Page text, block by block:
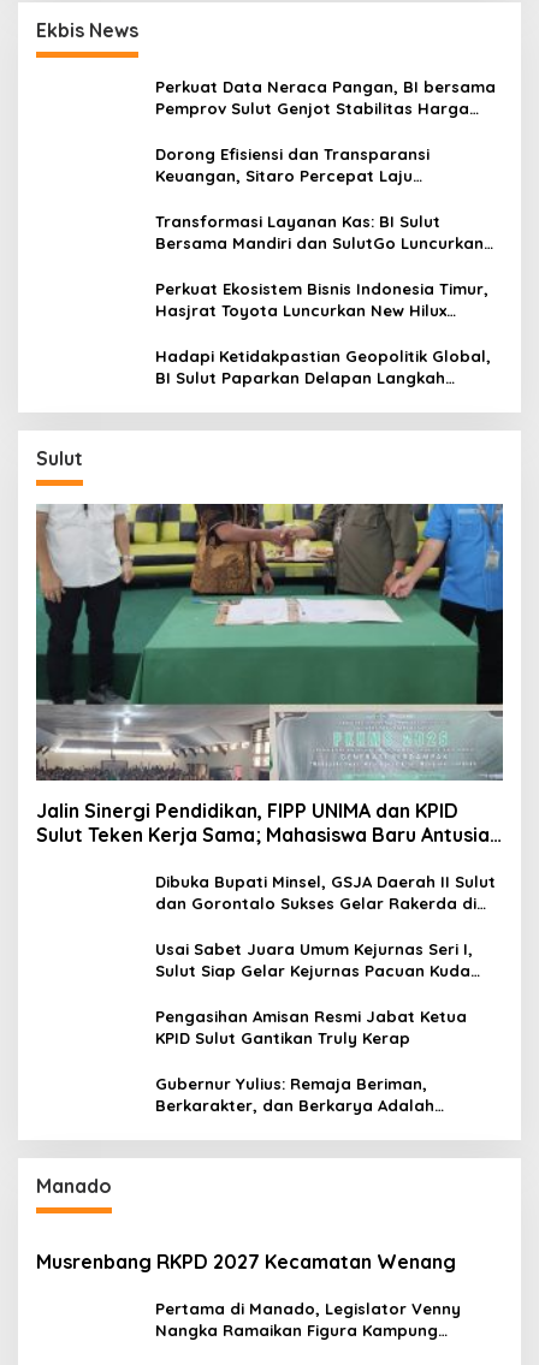
Ekbis News
Perkuat Data Neraca Pangan, BI bersama
Pemprov Sulut Genjot Stabilitas Harga
Dorong Efisiensi dan Transparansi
Keuangan, Sitaro Percepat Laju
Transformasi Layanan Kas: BI Sulut
Bersama Mandiri dan SulutGo Luncurkan
Kepulauan
Perkuat Ekosistem Bisnis Indonesia Timur,
Hasjrat Toyota Luncurkan New Hilux
Hadapi Ketidakpastian Geopolitik Global,
BI Sulut Paparkan Delapan Langkah
Sulut
Jalin Sinergi Pendidikan, FIPP UNIMA dan KPID
Sulut Teken Kerja Sama; Mahasiswa Baru Antusias
Dibuka Bupati Minsel, GSJA Daerah II Sulut
dan Gorontalo Sukses Gelar Rakerda di
Usai Sabet Juara Umum Kejurnas Seri I,
Sulut Siap Gelar Kejurnas Pacuan Kuda
Pengasihan Amisan Resmi Jabat Ketua
KPID Sulut Gantikan Truly Kerap
Gubernur Yulius: Remaja Beriman,
Berkarakter, dan Berkarya Adalah
Manado
Musrenbang RKPD 2027 Kecamatan Wenang
Pertama di Manado, Legislator Venny
Nangka Ramaikan Figura Kampung